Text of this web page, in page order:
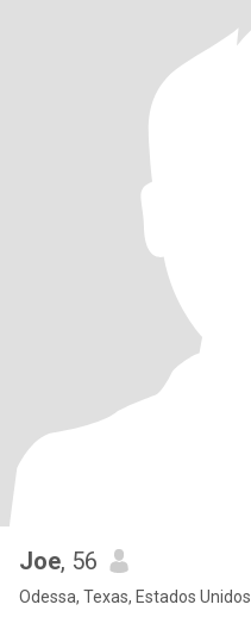
Joe, 56
Odessa, Texas, Estados Unidos